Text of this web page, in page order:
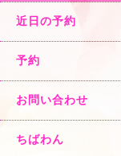
近日の予約
予約
お問い合わせ
ちばわん